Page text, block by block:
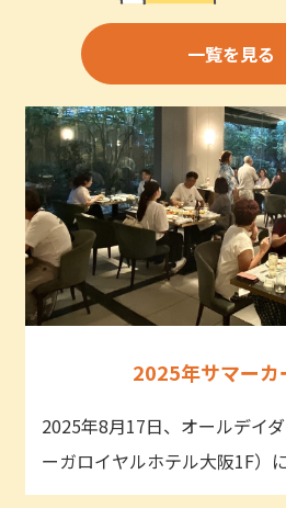
一覧を見る
2025年サマーカ
2025年8月17日、オールデイ
ーガロイヤルホテル大阪1F